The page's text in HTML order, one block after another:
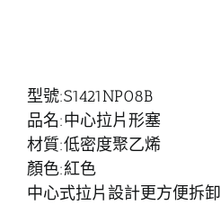
型號:S1421NP08B
品名:中心拉片形塞
材質:低密度聚乙烯
顏色:紅色
中心式拉片設計更方便拆卸